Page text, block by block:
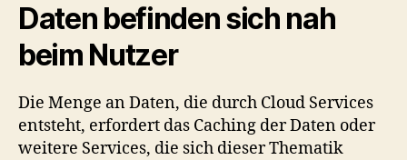
Daten befinden sich nah
beim Nutzer
Die Menge an Daten, die durch Cloud Services
entsteht, erfordert das Caching der Daten oder
weitere Services, die sich dieser Thematik